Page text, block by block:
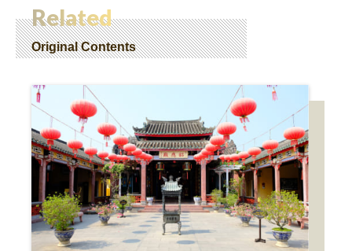
Related
Original Contents